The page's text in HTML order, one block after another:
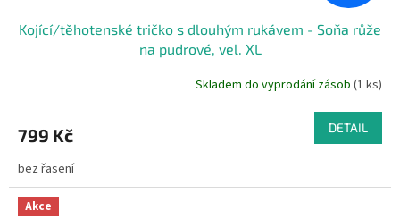
Kojící/těhotenské tričko s dlouhým rukávem - Soňa růže
na pudrové, vel. XL
Skladem do vyprodání zásob (1 ks)
799 Kč DETAIL
bez řasení
Akce